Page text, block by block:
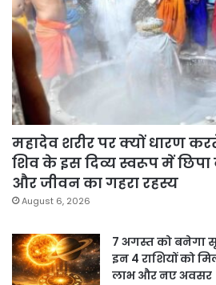
महादेव शरीर पर क्यों धारण
शिव के इस दिव्य स्वरूप में छिपा
और जीवन का गहरा रहस्य
August 6, 2026
7 अगस्त को बनेगा
इन 4 राशियों को
लाभ और नए अवसर